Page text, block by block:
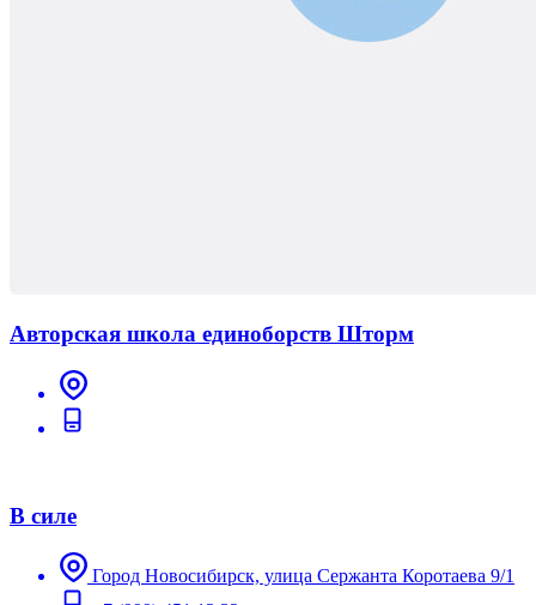
Авторская школа единоборств Шторм
В силе
Город Новосибирск, улица Сержанта Коротаева 9/1